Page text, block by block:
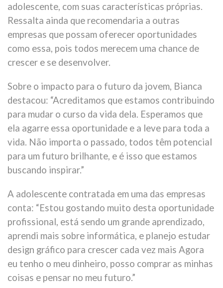
adolescente, com suas características próprias.
Ressalta ainda que recomendaria a outras
empresas que possam oferecer oportunidades
como essa, pois todos merecem uma chance de
crescer e se desenvolver.
Sobre o impacto para o futuro da jovem, Bianca
destacou: “Acreditamos que estamos contribuindo
para mudar o curso da vida dela. Esperamos que
ela agarre essa oportunidade e a leve para toda a
vida. Não importa o passado, todos têm potencial
para um futuro brilhante, e é isso que estamos
buscando inspirar.”
A adolescente contratada em uma das empresas
conta: “Estou gostando muito desta oportunidade
profissional, está sendo um grande aprendizado,
aprendi mais sobre informática, e planejo estudar
design gráfico para crescer cada vez mais Agora
eu tenho o meu dinheiro, posso comprar as minhas
coisas e pensar no meu futuro.”